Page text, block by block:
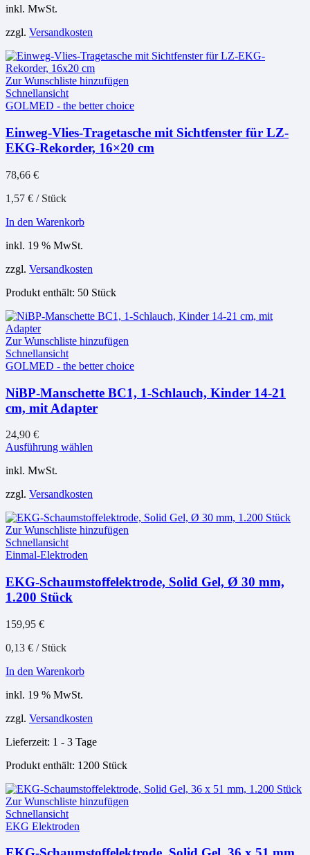
Varianten
Die
Optionen
können
der
gewählt
werden
inkl. MwSt.
zzgl. Versandkosten
Zur Wunschliste hinzufügen
Schnellansicht
GOLMED - the better choice
Einweg-Vlies-Tragetasche mit Sichtfenster für LZ-
EKG-Rekorder, 16×20 cm
78,66 €
1,57 € / Stück
In den Warenkorb
inkl. 19 % MwSt.
zzgl. Versandkosten
Produkt enthält: 50 Stück
Zur Wunschliste hinzufügen
Schnellansicht
GOLMED - the better choice
NiBP-Manschette BC1, 1-Schlauch, Kinder 14-21
cm, mit Adapter
24,90 €
Ausführung wählen
Varianten
Die
Optionen
Produktseite
inkl. MwSt.
zzgl. Versandkosten
Zur Wunschliste hinzufügen
Schnellansicht
Einmal-Elektroden
EKG-Schaumstoffelektrode, Solid Gel, Ø 30 mm,
1.200 Stück
159,95 €
0,13 € / Stück
In den Warenkorb
inkl. 19 % MwSt.
zzgl. Versandkosten
Lieferzeit: 1 - 3 Tage
Produkt enthält: 1200 Stück
Zur Wunschliste hinzufügen
Schnellansicht
EKG Elektroden